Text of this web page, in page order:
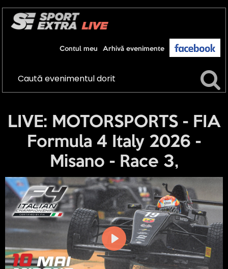
Arhivă evenimente
Contul meu
LIVE: MOTORSPORTS - FIA
Formula 4 Italy 2026 -
Misano - Race 3,